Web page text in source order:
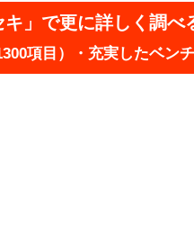
キ」で更に詳しく調べ
項目）・充実したベン